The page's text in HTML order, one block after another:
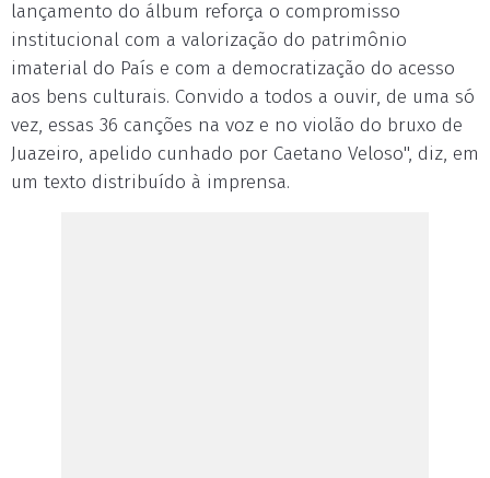
lançamento do álbum reforça o compromisso
institucional com a valorização do patrimônio
imaterial do País e com a democratização do acesso
aos bens culturais. Convido a todos a ouvir, de uma só
vez, essas 36 canções na voz e no violão do bruxo de
Juazeiro, apelido cunhado por Caetano Veloso", diz, em
um texto distribuído à imprensa.